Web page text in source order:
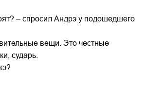
– спросил Андрэ у подошедшего
вещи. Это честные
сударь.